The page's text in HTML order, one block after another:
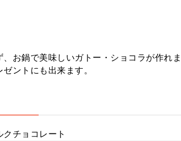
、お鍋で美味しいガトー・ショコラが作れ
ントにも出来ます。
クチョコレート